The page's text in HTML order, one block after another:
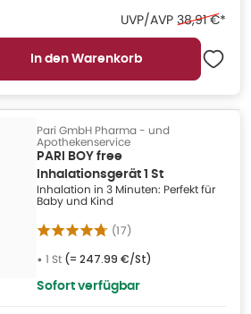
UVP/AVP Ehemaliger
38,91 €*
In den Warenkorb
Pari GmbH Pharma - und
Apothekenservice
PARI BOY free
Inhalationsgerät 1 St
Inhalation in 3 Minuten: Perfekt für
Baby und Kind
(17)
• 1 St (= 247.99 €/St)
Sofort verfügbar